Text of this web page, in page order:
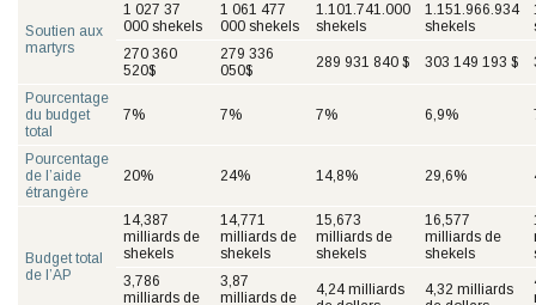
Soutien aux
martyrs
1 027 37
000 shekels
1 061 477
000 shekels
1.101.741.000
shekels
1.151.966.934
shekels
270 360
520$
279 336
050$
289 931 840 $ 303 149 193 $
Pourcentage
du budget
total
7% 7% 7% 6,9%
Pourcentage
de l’aide
étrangère
20% 24% 14,8% 29,6%
Budget total
de l’AP
14,387
milliards de
shekels
14,771
milliards de
shekels
15,673
milliards de
shekels
16,577
milliards de
shekels
3,786
milliards de
3,87
milliards de
4,24 milliards
4,32 milliards